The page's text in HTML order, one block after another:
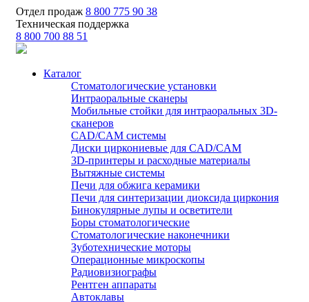
Отдел продаж 8 800 775 90 38
Техническая поддержка
8 800 700 88 51
Каталог
Стоматологические установки
Интраоральные сканеры
Мобильные стойки для интраоральных 3D-
сканеров
CAD/CAM системы
Диски циркониевые для CAD/CAM
3D-принтеры и расходные материалы
Вытяжные системы
Печи для обжига керамики
Печи для синтеризации диоксида циркония
Бинокулярные лупы и осветители
Боры стоматологические
Стоматологические наконечники
Зуботехнические моторы
Операционные микроскопы
Радиовизиографы
Рентген аппараты
Автоклавы